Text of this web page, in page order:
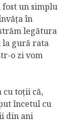
fost un simplu
în
legătura
gură rata
o zi vom
cu toții că,
încetul cu
din ani